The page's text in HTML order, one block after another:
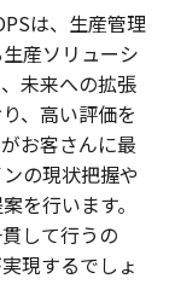
は、生産管理
産ソリューシ
未来への拡張
、高い評価を
お客さんに最
の現状把握や
を行います。
して行うの
現するでしょ